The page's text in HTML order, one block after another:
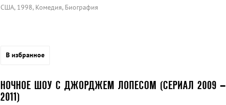
США, 1998, Комедия, Биография
В избранное
НОЧНОЕ ШОУ С ДЖОРДЖЕМ ЛОПЕСОМ (СЕРИАЛ 2009 –
2011)